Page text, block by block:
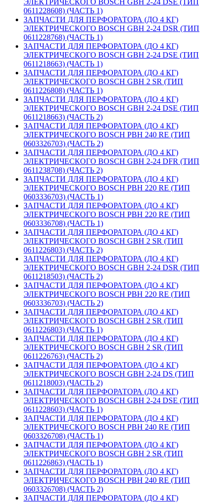
0611228608) (ЧАСТЬ 1)
ЗАПЧАСТИ ДЛЯ ПЕРФОРАТОРА (ДО 4 КГ)
ЭЛЕКТРИЧЕСКОГО BOSCH GBH 2-24 DSR (ТИП
0611228768) (ЧАСТЬ 1)
ЗАПЧАСТИ ДЛЯ ПЕРФОРАТОРА (ДО 4 КГ)
ЭЛЕКТРИЧЕСКОГО BOSCH GBH 2-24 DSE (ТИП
0611218663) (ЧАСТЬ 1)
ЗАПЧАСТИ ДЛЯ ПЕРФОРАТОРА (ДО 4 КГ)
ЭЛЕКТРИЧЕСКОГО BOSCH GBH 2 SR (ТИП
0611226808) (ЧАСТЬ 1)
ЗАПЧАСТИ ДЛЯ ПЕРФОРАТОРА (ДО 4 КГ)
ЭЛЕКТРИЧЕСКОГО BOSCH GBH 2-24 DSE (ТИП
0611218663) (ЧАСТЬ 2)
ЗАПЧАСТИ ДЛЯ ПЕРФОРАТОРА (ДО 4 КГ)
ЭЛЕКТРИЧЕСКОГО BOSCH PBH 240 RE (ТИП
0603326703) (ЧАСТЬ 2)
ЗАПЧАСТИ ДЛЯ ПЕРФОРАТОРА (ДО 4 КГ)
ЭЛЕКТРИЧЕСКОГО BOSCH GBH 2-24 DFR (ТИП
0611238708) (ЧАСТЬ 2)
ЗАПЧАСТИ ДЛЯ ПЕРФОРАТОРА (ДО 4 КГ)
ЭЛЕКТРИЧЕСКОГО BOSCH PBH 220 RE (ТИП
0603336703) (ЧАСТЬ 1)
ЗАПЧАСТИ ДЛЯ ПЕРФОРАТОРА (ДО 4 КГ)
ЭЛЕКТРИЧЕСКОГО BOSCH PBH 220 RE (ТИП
0603336708) (ЧАСТЬ 1)
ЗАПЧАСТИ ДЛЯ ПЕРФОРАТОРА (ДО 4 КГ)
ЭЛЕКТРИЧЕСКОГО BOSCH GBH 2 SR (ТИП
0611226803) (ЧАСТЬ 2)
ЗАПЧАСТИ ДЛЯ ПЕРФОРАТОРА (ДО 4 КГ)
ЭЛЕКТРИЧЕСКОГО BOSCH GBH 2-24 DSR (ТИП
0611218503) (ЧАСТЬ 2)
ЗАПЧАСТИ ДЛЯ ПЕРФОРАТОРА (ДО 4 КГ)
ЭЛЕКТРИЧЕСКОГО BOSCH PBH 220 RE (ТИП
0603336703) (ЧАСТЬ 2)
ЗАПЧАСТИ ДЛЯ ПЕРФОРАТОРА (ДО 4 КГ)
ЭЛЕКТРИЧЕСКОГО BOSCH GBH 2 SR (ТИП
0611226803) (ЧАСТЬ 1)
ЗАПЧАСТИ ДЛЯ ПЕРФОРАТОРА (ДО 4 КГ)
ЭЛЕКТРИЧЕСКОГО BOSCH GBH 2 SR (ТИП
0611226763) (ЧАСТЬ 2)
ЗАПЧАСТИ ДЛЯ ПЕРФОРАТОРА (ДО 4 КГ)
ЭЛЕКТРИЧЕСКОГО BOSCH GBH 2-24 DS (ТИП
0611218003) (ЧАСТЬ 2)
ЗАПЧАСТИ ДЛЯ ПЕРФОРАТОРА (ДО 4 КГ)
ЭЛЕКТРИЧЕСКОГО BOSCH GBH 2-24 DSE (ТИП
0611228603) (ЧАСТЬ 1)
ЗАПЧАСТИ ДЛЯ ПЕРФОРАТОРА (ДО 4 КГ)
ЭЛЕКТРИЧЕСКОГО BOSCH PBH 240 RE (ТИП
0603326708) (ЧАСТЬ 1)
ЗАПЧАСТИ ДЛЯ ПЕРФОРАТОРА (ДО 4 КГ)
ЭЛЕКТРИЧЕСКОГО BOSCH GBH 2 SR (ТИП
0611226863) (ЧАСТЬ 1)
ЗАПЧАСТИ ДЛЯ ПЕРФОРАТОРА (ДО 4 КГ)
ЭЛЕКТРИЧЕСКОГО BOSCH PBH 240 RE (ТИП
0603326708) (ЧАСТЬ 2)
ЗАПЧАСТИ ДЛЯ ПЕРФОРАТОРА (ДО 4 КГ)